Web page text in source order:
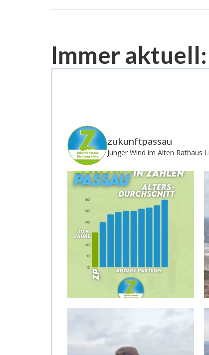
Immer
zukunftpassau
Junger Wind im Alten Rathaus